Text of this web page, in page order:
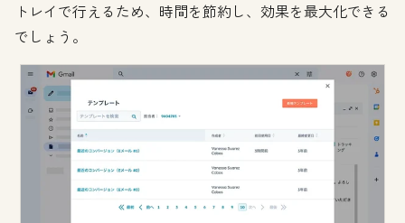
トレイで行えるため、時間を節約し、効果を最大化できる
でしょう。